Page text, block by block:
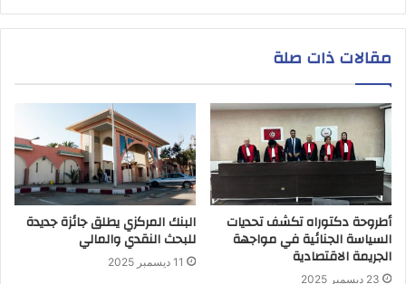
مقالات ذات صلة
أطروحة دكتوراه تكشف تحديات
السياسة الجنائية في مواجهة
الجريمة الاقتصادية
23 ديسمبر 2025
البنك المركزي يطلق جائزة جديدة
للبحث النقدي والمالي
11 ديسمبر 2025